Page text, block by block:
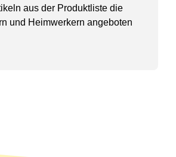
aus der Produktliste die
und Heimwerkern angeboten